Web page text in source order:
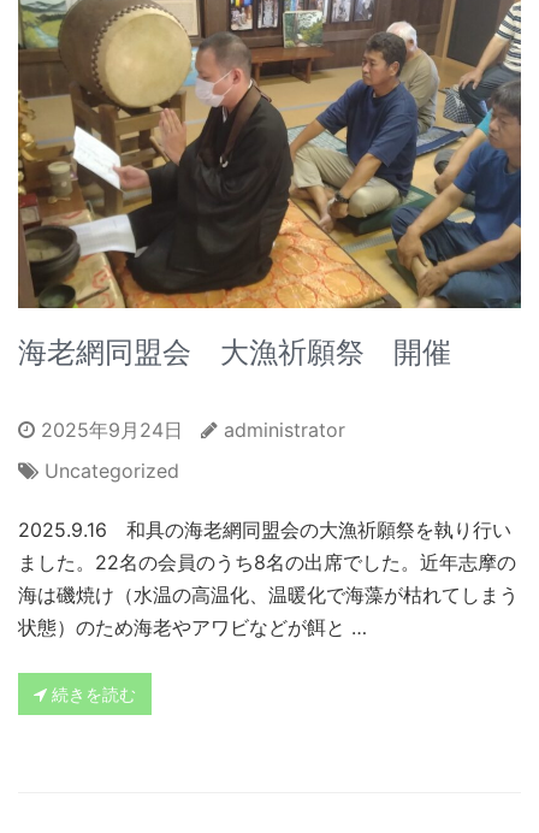
海老網同盟会 大漁祈願祭 開催
2025年9月24日
administrator
Uncategorized
2025.9.16 和具の海老網同盟会の大漁祈願祭を執り行い
ました。22名の会員のうち8名の出席でした。近年志摩の
海は磯焼け（水温の高温化、温暖化で海藻が枯れてしまう
状態）のため海老やアワビなどが餌と …
続きを読む